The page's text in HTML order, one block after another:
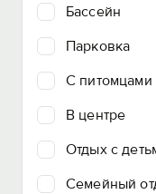
Бассейн
Парковка
C питомцами
В центре
Отдых с
Семейный